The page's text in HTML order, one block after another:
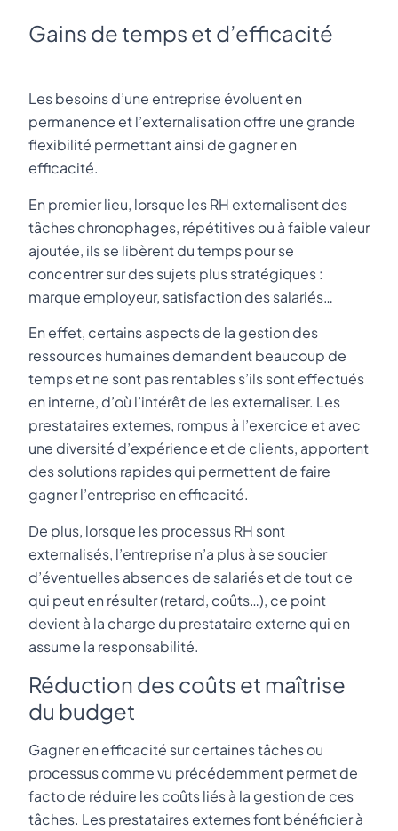
Gains de temps et d’efficacité
Les besoins d’une entreprise évoluent en
permanence et l’externalisation offre une grande
flexibilité permettant ainsi de gagner en
efficacité.
En premier lieu, lorsque les RH externalisent des
tâches chronophages, répétitives ou à faible valeur
ajoutée, ils se libèrent du temps pour se
concentrer sur des sujets plus stratégiques :
marque employeur, satisfaction des salariés…
En effet, certains aspects de la gestion des
ressources humaines demandent beaucoup de
temps et ne sont pas rentables s’ils sont effectués
en interne, d’où l’intérêt de les externaliser. Les
prestataires externes, rompus à l’exercice et avec
une diversité d’expérience et de clients, apportent
des solutions rapides qui permettent de faire
gagner l’entreprise en efficacité.
De plus, lorsque les processus RH sont
externalisés, l’entreprise n’a plus à se soucier
d’éventuelles absences de salariés et de tout ce
qui peut en résulter (retard, coûts…), ce point
devient à la charge du prestataire externe qui en
assume la responsabilité.
Réduction des coûts et maîtrise
du budget
Gagner en efficacité sur certaines tâches ou
processus comme vu précédemment permet de
facto de réduire les coûts liés à la gestion de ces
tâches. Les prestataires externes font bénéficier à